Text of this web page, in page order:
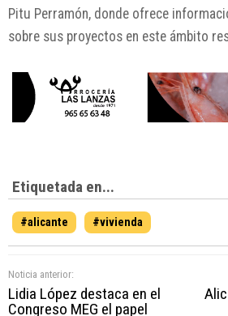
Pitu Perramón, donde ofrece
sobre sus proyectos en este ámbito
Etiquetada en...
#alicante #vivienda
Noticia anterior:
Lidia López destaca en el
Congreso MEG el papel